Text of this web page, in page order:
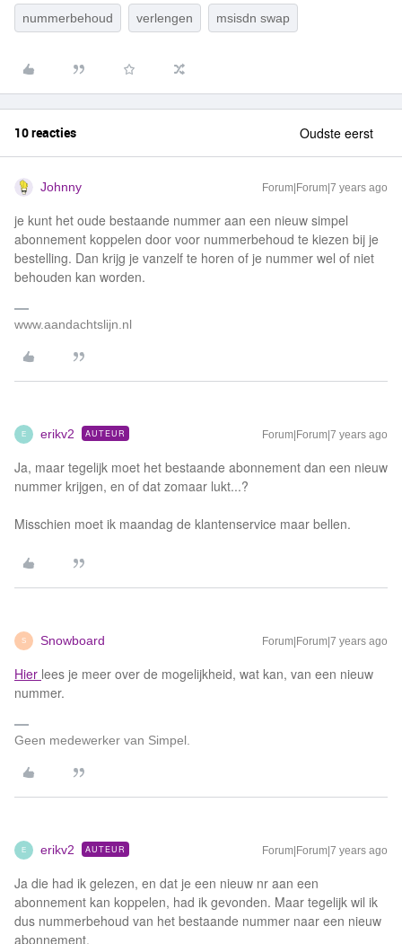
nummerbehoud verlengen msisdn swap
10 reacties Oudste eerst
Johnny Forum|Forum|7 years ago
je kunt het oude bestaande nummer aan een nieuw simpel
abonnement koppelen door voor nummerbehoud te kiezen bij je
bestelling. Dan krijg je vanzelf te horen of je nummer wel of niet
behouden kan worden.
www.aandachtslijn.nl
E erikv2 AUTEUR Forum|Forum|7 years ago
Ja, maar tegelijk moet het bestaande abonnement dan een nieuw
nummer krijgen, en of dat zomaar lukt...?
Misschien moet ik maandag de klantenservice maar bellen.
S Snowboard Forum|Forum|7 years ago
Hier lees je meer over de mogelijkheid, wat kan, van een nieuw
nummer.
Geen medewerker van Simpel.
E erikv2 AUTEUR Forum|Forum|7 years ago
Ja die had ik gelezen, en dat je een nieuw nr aan een
abonnement kan koppelen, had ik gevonden. Maar tegelijk wil ik
dus nummerbehoud van het bestaande nummer naar een nieuw
abonnement.